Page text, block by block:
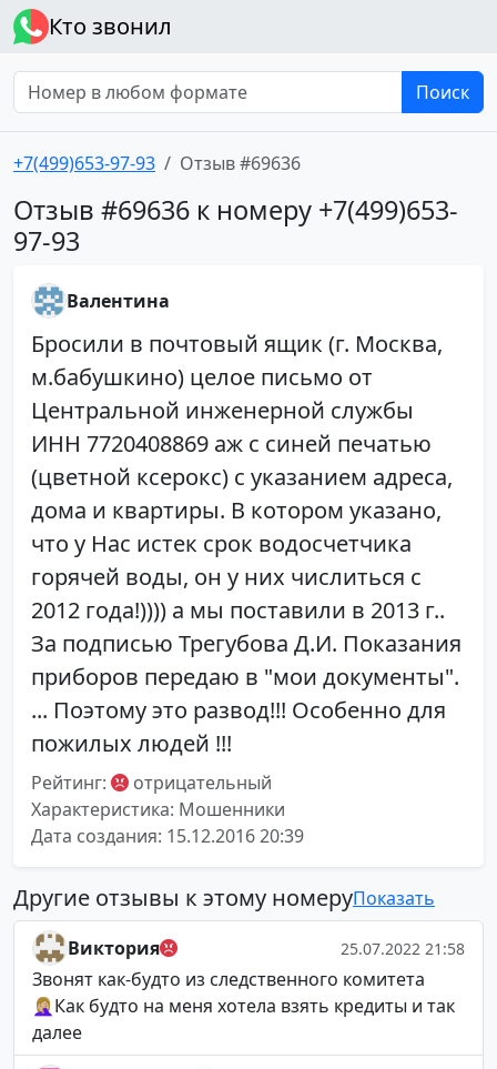
Кто звонил
Поиск
+7(499)653-97-93 Отзыв #69636
Отзыв #69636 к номеру +7(499)653-
97-93
Валентина
Бросили в почтовый ящик (г. Москва,
м.бабушкино) целое письмо от
Центральной инженерной службы
ИНН 7720408869 аж с синей печатью
(цветной ксерокс) с указанием адреса,
дома и квартиры. В котором указано,
что у Нас истек срок водосчетчика
горячей воды, он у них числиться с
2012 года!)))) а мы поставили в 2013 г..
За подписью Трегубова Д.И. Показания
приборов передаю в "мои документы".
... Поэтому это развод!!! Особенно для
пожилых людей !!!
Рейтинг:
отрицательный
Характеристика: Мошенники
Дата создания: 15.12.2016 20:39
Другие отзывы к этому номеруПоказать
Виктория 25.07.2022 21:58
Звонят как-будто из следственного комитета
🤦🏼‍♀️Как будто на меня хотела взять кредиты и так
далее